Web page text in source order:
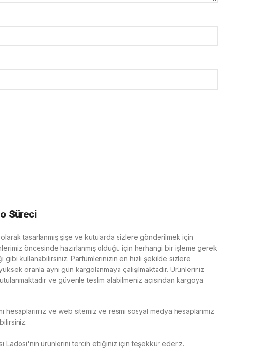
Süreci
tasarlanmış şişe ve kutularda sizlere gönderilmek için
öncesinde hazırlanmış olduğu için herhangi bir işleme gerek
gibi kullanabilirsiniz. Parfümlerinizin en hızlı şekilde sizlere
oranla aynı gün kargolanmaya çalışılmaktadır. Ürünleriniz
ve güvenle teslim alabilmeniz açısından kargoya
hesaplarımız ve web sitemiz ve resmi sosyal medya hesaplarımız
Ladosi'nin ürünlerini tercih ettiğiniz için teşekkür ederiz.